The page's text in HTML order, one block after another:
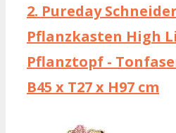
2. Pureday
Pflanzkasten High
Pflanztopf -
B45 x T27 x H97 cm